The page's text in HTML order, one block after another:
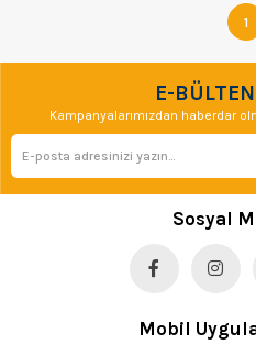
1
E-
Kampanyalarımızdan haberdar
Sosyal
Mobil